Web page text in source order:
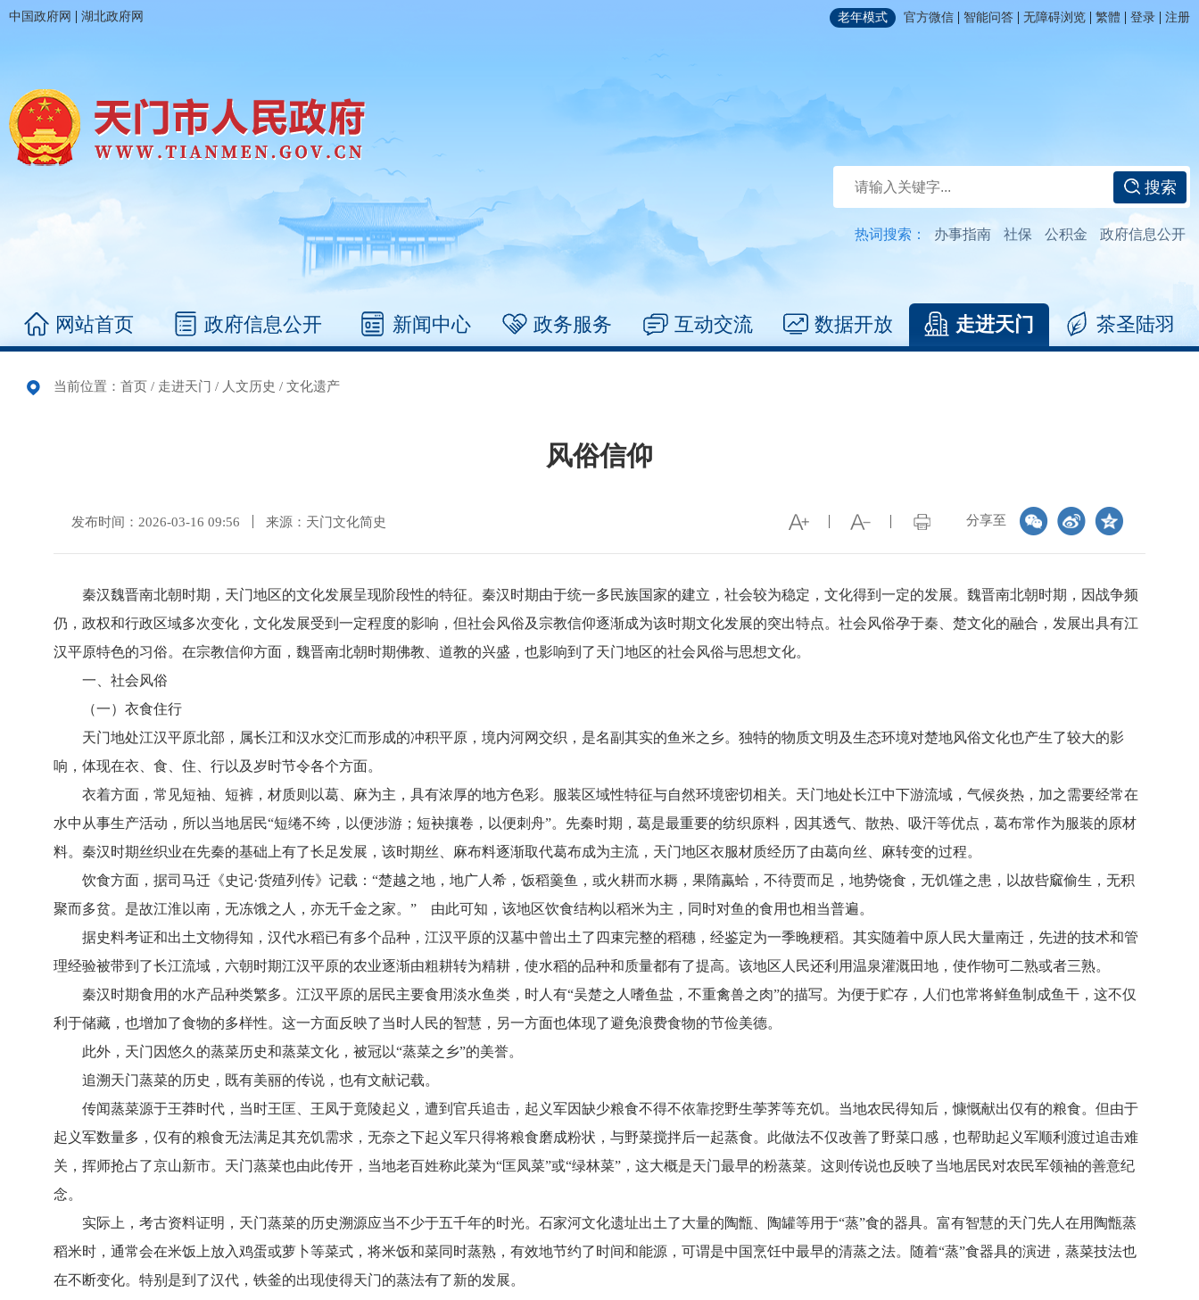
中国政府网 | 湖北政府网 老年模式 官方微信 | 智能问答 | 无障碍浏览 | 繁體 | 登录 | 注册
搜索
热词搜索： 办事指南 社保 公积金 政府信息公开
网站首页 政府信息公开 新闻中心 政务服务 互动交流 数据开放 走进天门 茶圣陆羽
当前位置： 首页 / 走进天门 / 人文历史 / 文化遗产
风俗信仰
分享至
发布时间：2026-03-16 09:56 来源：天门文化简史
秦汉魏晋南北朝时期，天门地区的文化发展呈现阶段性的特征。秦汉时期由于统一多民族国家的建立，社会较为稳定，文化得到一定的发展。魏晋南北朝时期，因战争频
仍，政权和行政区域多次变化，文化发展受到一定程度的影响，但社会风俗及宗教信仰逐渐成为该时期文化发展的突出特点。社会风俗孕于秦、楚文化的融合，发展出具有江
汉平原特色的习俗。在宗教信仰方面，魏晋南北朝时期佛教、道教的兴盛，也影响到了天门地区的社会风俗与思想文化。
一、社会风俗
（一）衣食住行
天门地处江汉平原北部，属长江和汉水交汇而形成的冲积平原，境内河网交织，是名副其实的鱼米之乡。独特的物质文明及生态环境对楚地风俗文化也产生了较大的影
响，体现在衣、食、住、行以及岁时节令各个方面。
衣着方面，常见短袖、短裤，材质则以葛、麻为主，具有浓厚的地方色彩。服装区域性特征与自然环境密切相关。天门地处长江中下游流域，气候炎热，加之需要经常在
水中从事生产活动，所以当地居民“短绻不绔，以便涉游；短袂攘卷，以便刺舟”。先秦时期，葛是最重要的纺织原料，因其透气、散热、吸汗等优点，葛布常作为服装的原材
料。秦汉时期丝织业在先秦的基础上有了长足发展，该时期丝、麻布料逐渐取代葛布成为主流，天门地区衣服材质经历了由葛向丝、麻转变的过程。
饮食方面，据司马迁《史记·货殖列传》记载：“楚越之地，地广人希，饭稻羹鱼，或火耕而水耨，果隋蠃蛤，不待贾而足，地势饶食，无饥馑之患，以故呰窳偷生，无积
聚而多贫。是故江淮以南，无冻饿之人，亦无千金之家。” 由此可知，该地区饮食结构以稻米为主，同时对鱼的食用也相当普遍。
据史料考证和出土文物得知，汉代水稻已有多个品种，江汉平原的汉墓中曾出土了四束完整的稻穗，经鉴定为一季晚粳稻。其实随着中原人民大量南迁，先进的技术和管
理经验被带到了长江流域，六朝时期江汉平原的农业逐渐由粗耕转为精耕，使水稻的品种和质量都有了提高。该地区人民还利用温泉灌溉田地，使作物可二熟或者三熟。
秦汉时期食用的水产品种类繁多。江汉平原的居民主要食用淡水鱼类，时人有“吴楚之人嗜鱼盐，不重禽兽之肉”的描写。为便于贮存，人们也常将鲜鱼制成鱼干，这不仅
利于储藏，也增加了食物的多样性。这一方面反映了当时人民的智慧，另一方面也体现了避免浪费食物的节俭美德。
此外，天门因悠久的蒸菜历史和蒸菜文化，被冠以“蒸菜之乡”的美誉。
追溯天门蒸菜的历史，既有美丽的传说，也有文献记载。
传闻蒸菜源于王莽时代，当时王匡、王凤于竟陵起义，遭到官兵追击，起义军因缺少粮食不得不依靠挖野生荸荠等充饥。当地农民得知后，慷慨献出仅有的粮食。但由于
起义军数量多，仅有的粮食无法满足其充饥需求，无奈之下起义军只得将粮食磨成粉状，与野菜搅拌后一起蒸食。此做法不仅改善了野菜口感，也帮助起义军顺利渡过追击难
关，挥师抢占了京山新市。天门蒸菜也由此传开，当地老百姓称此菜为“匡凤菜”或“绿林菜”，这大概是天门最早的粉蒸菜。这则传说也反映了当地居民对农民军领袖的善意纪
念。
实际上，考古资料证明，天门蒸菜的历史溯源应当不少于五千年的时光。石家河文化遗址出土了大量的陶甑、陶罐等用于“蒸”食的器具。富有智慧的天门先人在用陶甑蒸
稻米时，通常会在米饭上放入鸡蛋或萝卜等菜式，将米饭和菜同时蒸熟，有效地节约了时间和能源，可谓是中国烹饪中最早的清蒸之法。随着“蒸”食器具的演进，蒸菜技法也
在不断变化。特别是到了汉代，铁釜的出现使得天门的蒸法有了新的发展。